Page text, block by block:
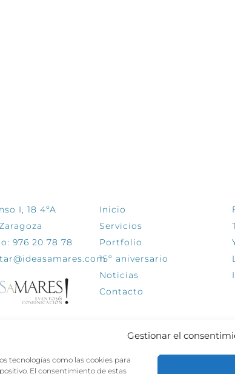
Gestionar el
tecnologías como las cookies para
El consentimiento de estas
I, 18 4ºA
976 20 78 78
Inicio
Servicios
Portfolio
15º aniversario
Noticias
Contacto